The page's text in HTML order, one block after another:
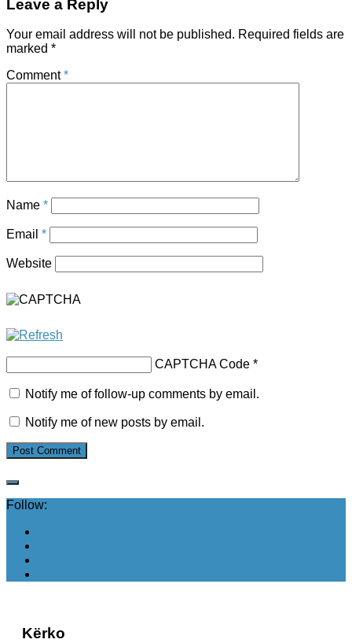
Leave a Reply
Your email address will not be published. Required fields are
marked *
Comment*
Name *
Email *
Website
CAPTCHA Code *
Notify me of follow-up comments by email.
Notify me of new posts by email.
Follow:
Kërko